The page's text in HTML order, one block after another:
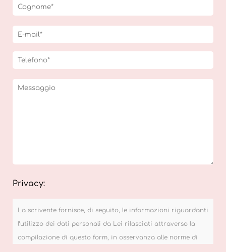
Privacy:
La scrivente fornisce, di seguito, le informazioni riguardanti
l’utilizzo dei dati personali da Lei rilasciati attraverso la
compilazione di questo form, in osservanza alle norme di